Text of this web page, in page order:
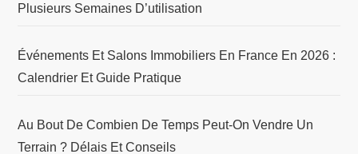
Plusieurs Semaines D’utilisation
Événements Et Salons Immobiliers En France En 2026 :
Calendrier Et Guide Pratique
Au Bout De Combien De Temps Peut-On Vendre Un
Terrain ? Délais Et Conseils